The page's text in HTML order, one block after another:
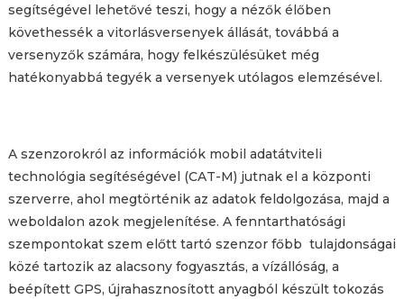
segítségével lehetővé teszi, hogy a nézők élőben
követhessék a vitorlásversenyek állását, továbbá a
versenyzők számára, hogy felkészülésüket még
hatékonyabbá tegyék a versenyek utólagos elemzésével.
A szenzorokról az információk mobil adatátviteli
technológia segítéségével (CAT-M) jutnak el a központi
szerverre, ahol megtörténik az adatok feldolgozása, majd a
weboldalon azok megjelenítése. A fenntarthatósági
szempontokat szem előtt tartó szenzor főbb tulajdonságai
közé tartozik az alacsony fogyasztás, a vízállóság, a
beépített GPS, újrahasznosított anyagból készült tokozás